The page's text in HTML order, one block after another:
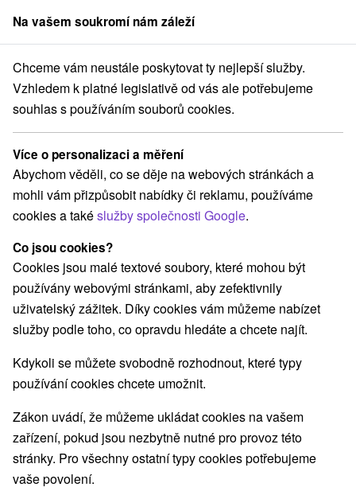
člen skupinySorger
prenájom Západné Slovensko Trnavský kraj Šaštín - Stráže
Chaty na prenájom Šaštín - Stráže
Kategorie
Všechny kategorie
Apartmány(1)
Chaty na prenájom(3) Penzióny (1) Ubytovne
Vyberte lokalitu nebo termín
VŠECHNY NEJLEVNĚJŠÍ NEJDRAŽŠÍ PODLE
Na vašem soukromí nám záleží
Chceme vám neustále poskytovat ty nejlepší služby.
Vzhledem k platné legislativě od vás ale potřebujeme
souhlas s používáním souborů cookies.
Více o personalizaci a měření
Abychom věděli, co se děje na webových stránkách a
mohli vám přizpůsobit nabídky či reklamu, používáme
cookies a takéslužby společnosti Google.
Co jsou cookies?
Cookies jsou malé textové soubory, které mohou být
používány webovými stránkami, aby zefektivnily
uživatelský zážitek. Díky cookies vám můžeme nabízet
služby podle toho, co opravdu hledáte a chcete najít.
Kdykoli se můžete svobodně rozhodnout, které typy
používání cookies chcete umožnit.
Zákon uvádí, že můžeme ukládat cookies na vašem
zařízení, pokud jsou nezbytně nutné pro provoz této
stránky. Pro všechny ostatní typy cookies potřebujeme
vaše povolení.